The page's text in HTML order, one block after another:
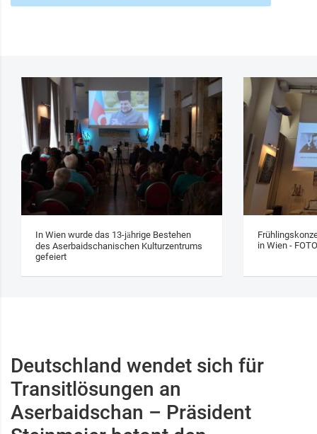
In Wien wurde das 13‑jährige Bestehen
des Aserbaidschanischen Kulturzentrums
gefeiert
in Wien - FOTO
Deutschland wendet sich für
Transitlösungen an
Aserbaidschan – Präsident